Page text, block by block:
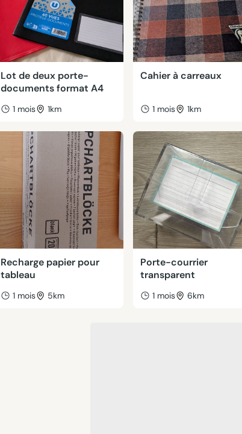
Lot de deux porte-
documents format A4
1 mois 1km
Cahier à carreaux
1 mois 1km
Recharge papier pour
tableau
1 mois 5km
Porte-courrier
transparent
1 mois 6km